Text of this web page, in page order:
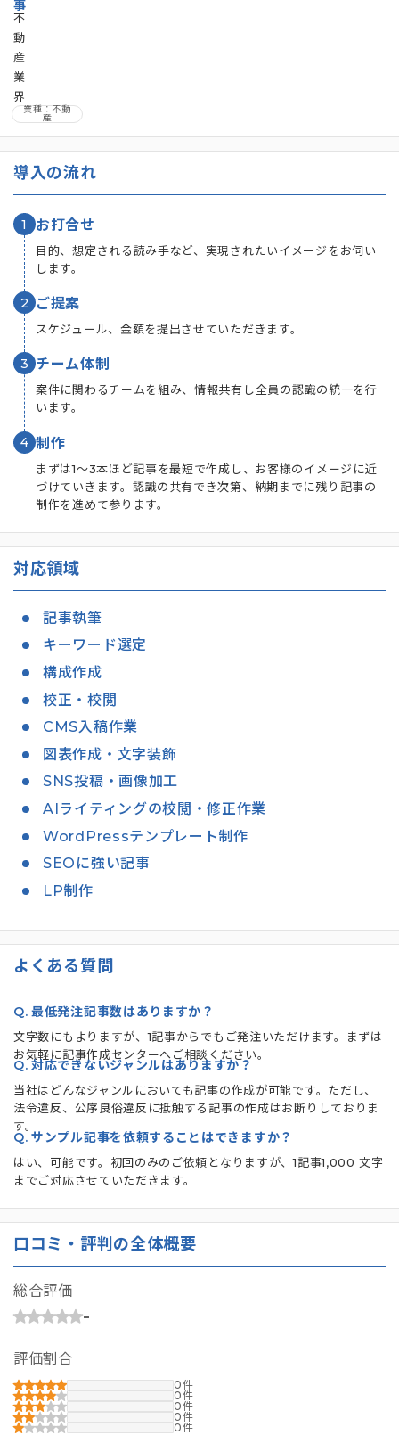
事
不
動
産
業
界
業種：不動
産
導入の流れ
1 お打合せ
目的、想定される読み手など、実現されたいイメージをお伺い
します。
2 ご提案
スケジュール、金額を提出させていただきます。
3 チーム体制
案件に関わるチームを組み、情報共有し全員の認識の統一を行
います。
4 制作
まずは1～3本ほど記事を最短で作成し、お客様のイメージに近
づけていきます。認識の共有でき次第、納期までに残り記事の
制作を進めて参ります。
対応領域
記事執筆
キーワード選定
構成作成
校正・校閲
CMS入稿作業
図表作成・文字装飾
SNS投稿・画像加工
AIライティングの校閲・修正作業
WordPressテンプレート制作
SEOに強い記事
LP制作
よくある質問
Q. 最低発注記事数はありますか？
文字数にもよりますが、1記事からでもご発注いただけます。まずは
お気軽に記事作成センターへご相談ください。
Q.対応できないジャンルはありますか？
当社はどんなジャンルにおいても記事の作成が可能です。ただし、
法令違反、公序良俗違反に抵触する記事の作成はお断りしておりま
す。
Q. サンプル記事を依頼することはできますか？
はい、可能です。初回のみのご依頼となりますが、1記事1,000 文字
までご対応させていただきます。
口コミ・評判の全体概要
総合評価
-
評価割合
0
0
0
0
0